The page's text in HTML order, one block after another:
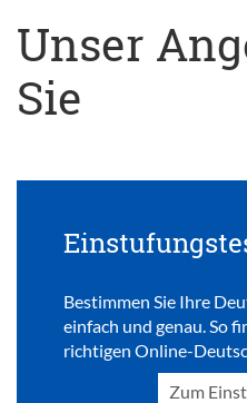
Unser
Sie
Bestimmen Sie Ihre
einfach und genau. So
richtigen Online-
Zum